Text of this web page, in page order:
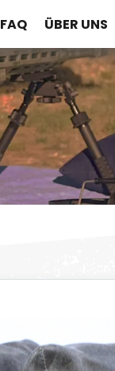
FAQ ÜBER UNS